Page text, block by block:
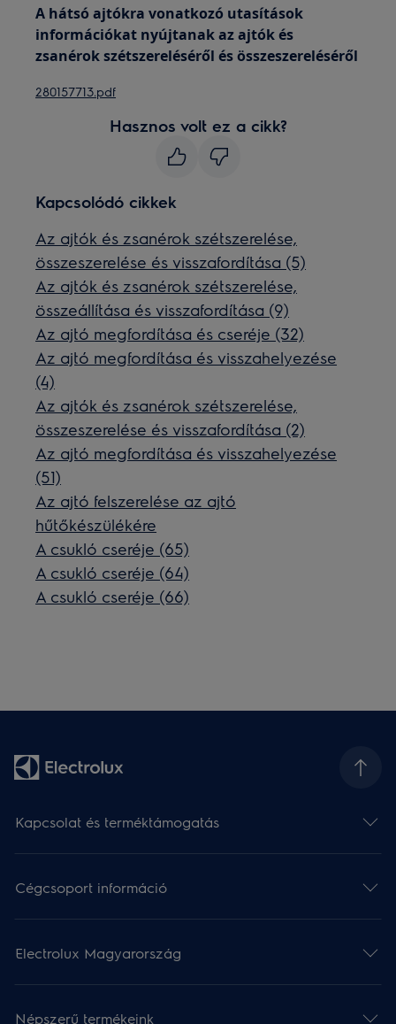
A hátsó ajtókra vonatkozó utasítások
információkat nyújtanak az ajtók és
zsanérok szétszereléséről és összeszereléséről
280157713.pdf
Hasznos volt ez a cikk?
Kapcsolódó cikkek
Az ajtók és zsanérok szétszerelése,
összeszerelése és visszafordítása (5)
Az ajtók és zsanérok szétszerelése,
összeállítása és visszafordítása (9)
Az ajtó megfordítása és cseréje (32)
Az ajtó megfordítása és visszahelyezése
(4)
Az ajtók és zsanérok szétszerelése,
összeszerelése és visszafordítása (2)
Az ajtó megfordítása és visszahelyezése
(51)
Az ajtó felszerelése az ajtó
hűtőkészülékére
A csukló cseréje (65)
A csukló cseréje (64)
A csukló cseréje (66)
Kapcsolat és terméktámogatás
Cégcsoport információ
Electrolux Magyarország
Népszerű termékeink